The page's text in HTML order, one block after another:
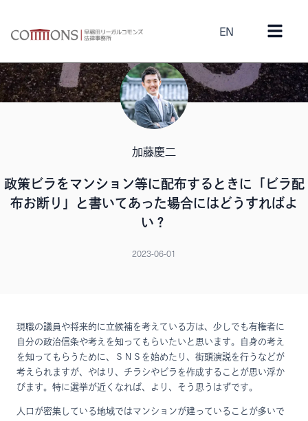
EN
加藤慶二
政策ビラをマンション等に配布するときに「ビラ配
布お断り」と書いてあった場合にはどうすればよ
い？
2023-06-01
現職の議員や将来的に立候補を考えている方は、少しでも有権者に
自分の政治信条や考えを知ってもらいたいと思います。自身の考え
を知ってもらうために、ＳＮＳを始めたり、街頭演説を行うなどが
考えられますが、やはり、チラシやビラを作成することが思い浮か
びます。特に選挙が近くなれば、より、そう思うはずです。
人口が密集している地域ではマンションが建っていることが多いで